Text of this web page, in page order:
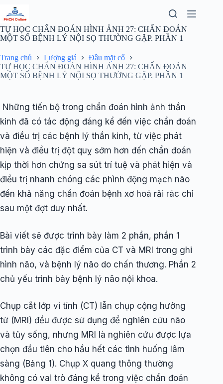
đến
phần
nội
dung
TỰ HỌC CHẨN ĐOÁN HÌNH ẢNH 27: CHẨN ĐOÁN
MỘT SỐ BỆNH LÝ NỘI SỌ THƯỜNG GẶP. PHẦN 1
Trang chủ Lượng giá
Đầu mặt cổ
TỰ HỌC CHẨN ĐOÁN HÌNH ẢNH 27: CHẨN ĐOÁN
MỘT SỐ BỆNH LÝ NỘI SỌ THƯỜNG GẶP. PHẦN 1
Những tiến bộ trong chẩn đoán hình ảnh thần
kinh đã có tác động đáng kể đến việc chẩn đoán
và điều trị các bệnh lý thần kinh, từ việc phát
hiện và điều trị đột quỵ sớm hơn đến chẩn đoán
kịp thời hơn chứng sa sút trí tuệ và phát hiện và
điều trị nhanh chóng các phình động mạch não
đến khả năng chẩn đoán bệnh xơ hoá rải rác chỉ
sau một đợt duy nhất.
Bài viết sẽ được trình bày làm 2 phần, phần 1
trình bày các đặc điểm của CT và MRI trong ghi
hình não, và bệnh lý não do chấn thương. Phần 2
chủ yếu trình bày bệnh lý não nội khoa.
Chụp cắt lớp vi tính (CT) lẫn chụp cộng hưởng
từ (MRI) đều được sử dụng để nghiên cứu não
và tủy sống, nhưng MRI là nghiên cứu được lựa
chọn đầu tiên cho hầu hết các tình huống lâm
sàng (Bảng 1). Chụp X quang thông thường
không có vai trò đáng kể trong việc chẩn đoán